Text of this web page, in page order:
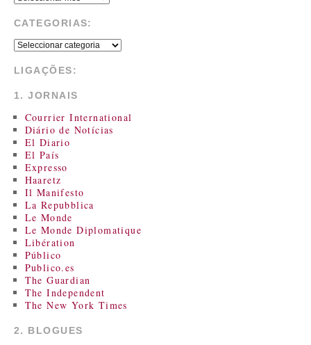
CATEGORIAS:
LIGAÇÕES:
1. JORNAIS
Courrier International
Diário de Notícias
El Diario
El País
Expresso
Haaretz
Il Manifesto
La Repubblica
Le Monde
Le Monde Diplomatique
Libération
Público
Publico.es
The Guardian
The Independent
The New York Times
2. BLOGUES